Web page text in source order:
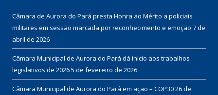
Câmara de Aurora do Pará presta Honra ao Mérito a policiais
militares em sessão marcada por reconhecimento e emoção 7 de
abril de 2026
Câmara Municipal de Aurora do Pará dá início aos trabalhos
legislativos de 20265 de fevereiro de 2026
Câmara Municipal de Aurora do Pará em ação – COP3026 de